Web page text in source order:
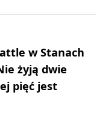
w Stanach
żyją dwie
pięć jest